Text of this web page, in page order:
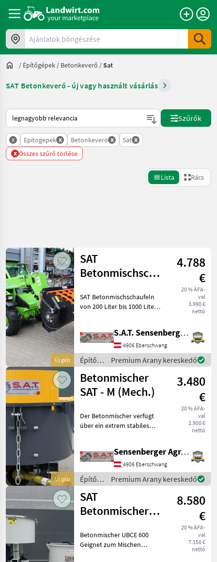
Ajánlatok böngészése
/ Építőgépek / Betonkeverő /Sat
SAT Betonkeverő - új vagy használt vásárlás
Így van sorba rendezve a Landwirt.com-on
Szűrők
x Epitogepek x Betonkevero x Sat x
x Összes szűrő törlése
Lista Rács
Kategória 4 Ország
AKTUÁLIS
ÚTVONAL
Építőipari
gépek
Epitogepek
Betonkevero
Sat
KATEGÓRIA
KIVÁLASZTÁSA
SAT
Mammut
Stockmann
Fliegl
Iveco
Dominator
megjelenítése
Visszaállítás
megjelenítése
Új gép
SAT
Betonmischschaufeln
200Lt.-1000Lt.
4.788
€
20 % ÁFA-
val
3.990 €
nettó
SAT Betonmischschaufeln
von 200 Liter bis 1000 Liter -
Frontlader -Preis gültig für
200 Liter -Andere Größen
auf Anfrage per
S.A.T. Sensenberger Agrar-Technik
4906 Eberschwang
Építőgépek
/ SAT
Premium Arany kereskedő
Új gép
Betonmischer
SAT - M (Mech.)
3.480
€
20 % ÁFA-
val
2.900 €
nettó
Der Betonmischer verfügt
über ein extrem stabiles
Arme des Rührwerks weiter.
Die nachstellbaren
Rührschaufe
Sensenberger Agrar-Technik
4906 Eberschwang
Építőgépek
/ SAT
Premium Arany kereskedő
SAT
Betonmischer
8.580
€
20 % ÁFA-
val
7.150 €
nettó
Betonmischer UBCE 600
Geignet zum Mischen